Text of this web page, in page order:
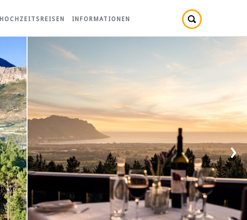
›
HOCHZEITSREISEN INFORMATIONEN